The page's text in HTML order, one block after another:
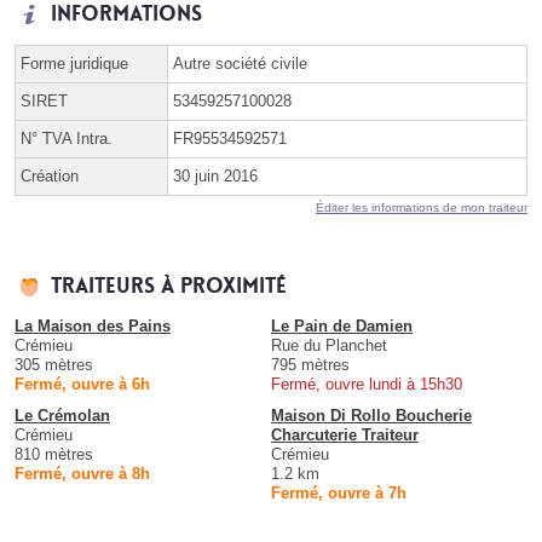
Informations
Forme juridique Autre société civile
SIRET 53459257100028
N° TVA Intra. FR95534592571
Création 30 juin 2016
Éditer les informations de mon traiteur
Traiteurs à proximité
La Maison des Pains
Crémieu
305 mètres
Fermé, ouvre à 6h
Le Pain de Damien
Rue du Planchet
795 mètres
Fermé, ouvre lundi à 15h30
Le Crémolan
Crémieu
810 mètres
Fermé, ouvre à 8h
Maison Di Rollo Boucherie
Charcuterie Traiteur
Crémieu
1.2 km
Fermé, ouvre à 7h